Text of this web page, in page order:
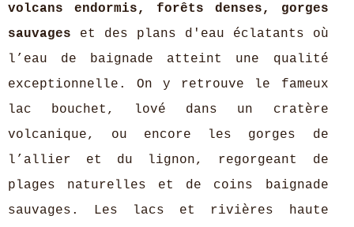
volcans endormis, forêts denses, gorges
sauvages et des plans d'eau éclatants où
l’eau de baignade atteint une qualité
exceptionnelle. On y retrouve le fameux
lac bouchet, lové dans un cratère
volcanique, ou encore les gorges de
l’allier et du lignon, regorgeant de
plages naturelles et de coins baignade
sauvages. Les lacs et rivières haute